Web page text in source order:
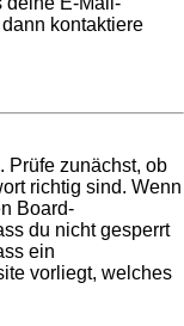
kontaktiere
Prüfe zunächst, ob
richtig sind. Wenn
Board-
du nicht gesperrt
ein
vorliegt, welches